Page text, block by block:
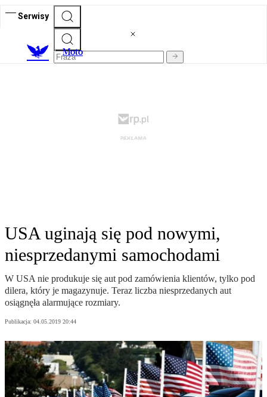
Serwisy
Moto
USA uginają się pod nowymi,
niesprzedanymi samochodami
W USA nie produkuje się aut pod zamówienia klientów, tylko pod
dilera, który je magazynuje. Teraz liczba niesprzedanych aut
osiągnęła alarmujące rozmiary.
Publikacja: 04.05.2019 20:44